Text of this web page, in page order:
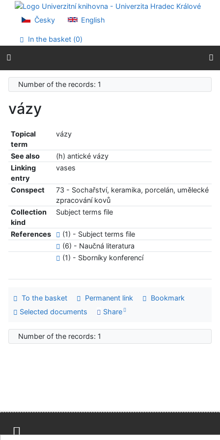
Go to content
Go to menu
Accessibility declaration
Česky English
In the basket (0)
Number of the records: 1
vázy
Topical
term
vázy
See also
(h) antické vázy
Linking
entry
vases
Conspect
73 - Sochařství, keramika, porcelán, umělecké
zpracování kovů
Collection
kind
Subject terms file
References
(1) - Subject terms file
(6) - Naučná literatura
(1) - Sborníky konferencí
To the basket Permanent link
Bookmark
Selected documents
Share
Number of the records: 1